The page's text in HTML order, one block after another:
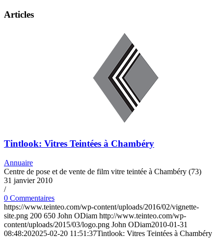
Articles
Tintlook: Vitres Teintées à Chambéry
Annuaire
Centre de pose et de vente de film vitre teintée à Chambéry (73)
31 janvier 2010
/
0 Commentaires
https://www.teinteo.com/wp-content/uploads/2016/02/vignette-
site.png 200 650 John ODiam http://www.teinteo.com/wp-
content/uploads/2015/03/logo.png John ODiam2010-01-31
08:48:202025-02-20 11:51:37Tintlook: Vitres Teintées à Chambéry